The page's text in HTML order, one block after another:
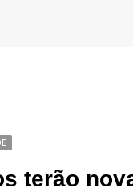
terão